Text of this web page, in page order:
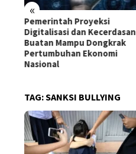
«
Pemerintah Proyeksi
Digitalisasi dan Kecerdasan
Buatan Mampu Dongkrak
Pertumbuhan Ekonomi
Nasional
TAG:SANKSI BULLYING